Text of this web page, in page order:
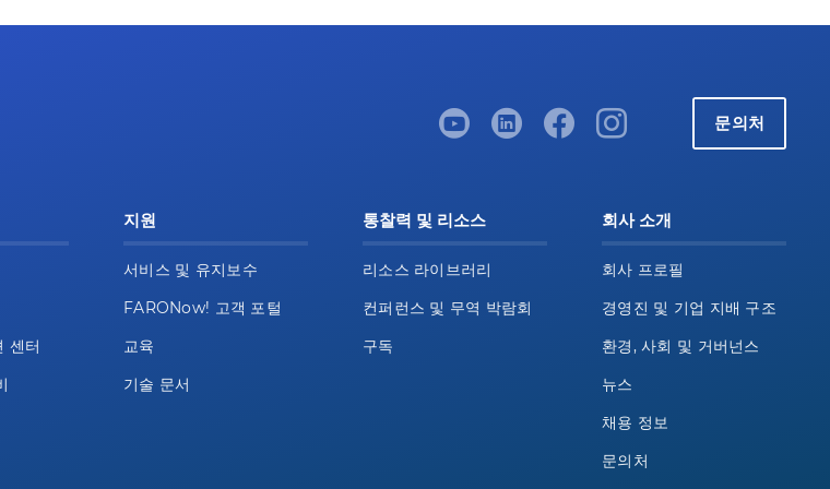
문의처
센터
지원
서비스 및 유지보수
FARONow! 고객 포털
교육
기술 문서
통찰력 및 리소스
리소스 라이브러리
컨퍼런스 및 무역 박람회
구독
회사 소개
회사 프로필
경영진 및 기업 지배 구조
환경, 사회 및 거버넌스
뉴스
채용 정보
문의처